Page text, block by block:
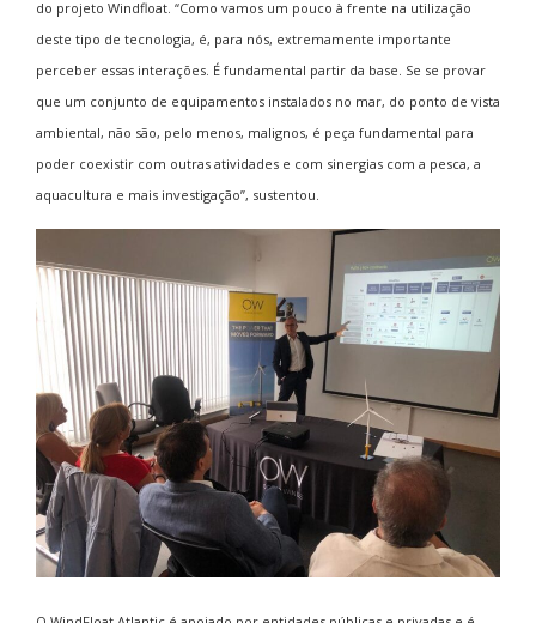
do projeto Windfloat. “Como vamos um pouco à frente na utilização
deste tipo de tecnologia, é, para nós, extremamente importante
perceber essas interações. É fundamental partir da base. Se se provar
que um conjunto de equipamentos instalados no mar, do ponto de vista
ambiental, não são, pelo menos, malignos, é peça fundamental para
poder coexistir com outras atividades e com sinergias com a pesca, a
aquacultura e mais investigação”, sustentou.